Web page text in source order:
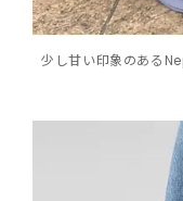
少し甘い印象のある